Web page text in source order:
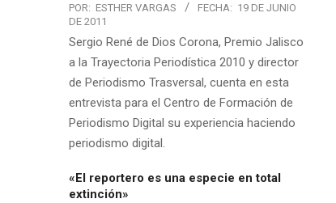
POR: ESTHER VARGAS FECHA: 19 DE JUNIO
DE 2011
Sergio René de Dios Corona, Premio Jalisco
a la Trayectoria Periodística 2010 y director
de Periodismo Trasversal, cuenta en esta
entrevista para el Centro de Formación de
Periodismo Digital su experiencia haciendo
periodismo digital.
«El reportero es una especie en total
extinción»